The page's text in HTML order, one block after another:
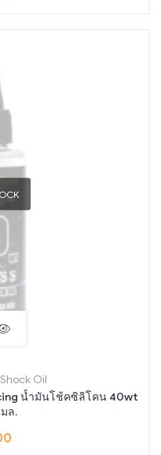
Oil
น้ำมันโช้คซิลิโคน 40wt
ล.